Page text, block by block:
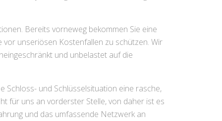
Bereits vorneweg bekommen Sie eine
unseriösen Kostenfallen zu schützen. Wir
und unbelastet auf die
Schloss- und Schlüsselsituation eine rasche,
für uns an vorderster Stelle, von daher ist es
und das umfassende Netzwerk an